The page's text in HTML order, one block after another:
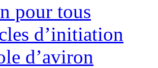
pour tous
d’initiation
d’aviron